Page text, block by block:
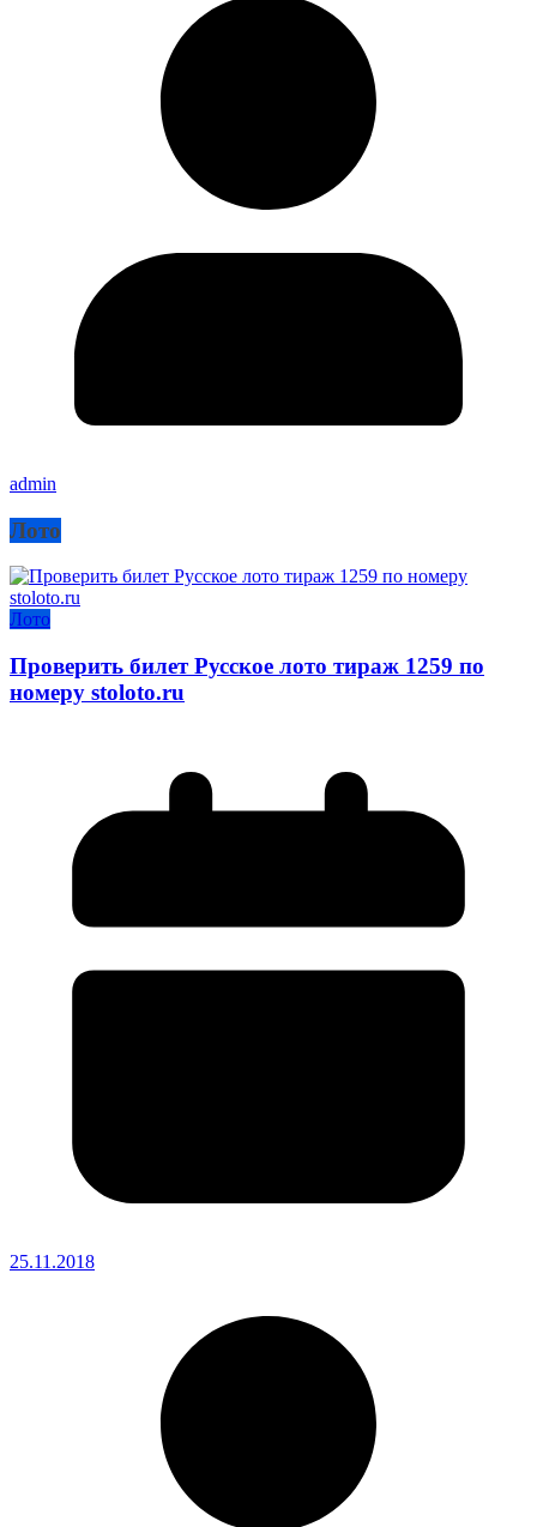
admin
Лото
Лото
Проверить билет Русское лото тираж 1259 по
номеру stoloto.ru
25.11.2018